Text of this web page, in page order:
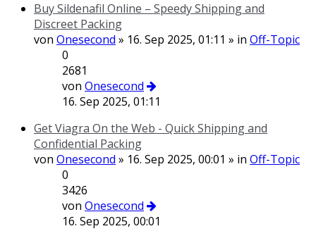
Buy Sildenafil Online – Speedy Shipping and
Discreet Packing
von Onesecond » 16. Sep 2025, 01:11 » in Off-Topic
0
2681
von Onesecond
16. Sep 2025, 01:11
Get Viagra On the Web - Quick Shipping and
Confidential Packing
von Onesecond » 16. Sep 2025, 00:01 » in Off-Topic
0
3426
von Onesecond
16. Sep 2025, 00:01